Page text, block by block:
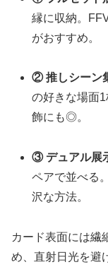
縁に収納。
がおすすめ。
② 推しシーン
の好きな場面
飾にも◎。
③ デュアル展
ペアで並べる
沢な方法。
カード表面には繊
め、直射日光を避